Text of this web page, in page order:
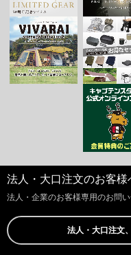
お買い物を続
法人・大口注文のお客様
法人・企業のお客様専用のお問
法人・大口注文